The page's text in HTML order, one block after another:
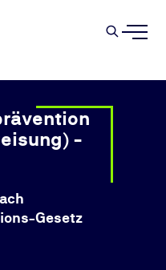
-
Gesetz